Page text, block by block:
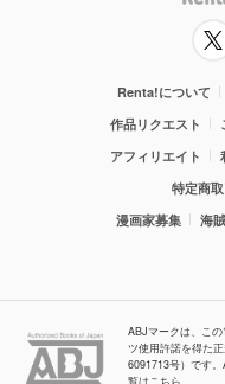
Renta!について
作品リクエスト
アフィリエイト
特定商
漫画家募集
海
ABJマークは、こ
ツ使用許諾を得た
6091713号）です